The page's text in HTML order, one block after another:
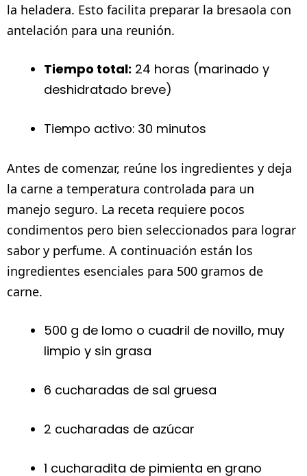
la heladera. Esto facilita preparar la bresaola con
antelación para una reunión.
Tiempo total: 24 horas (marinado y
deshidratado breve)
Tiempo activo: 30 minutos
Antes de comenzar, reúne los ingredientes y deja
la carne a temperatura controlada para un
manejo seguro. La receta requiere pocos
condimentos pero bien seleccionados para lograr
sabor y perfume. A continuación están los
ingredientes esenciales para 500 gramos de
carne.
500 g de lomo o cuadril de novillo, muy
limpio y sin grasa
6 cucharadas de sal gruesa
2 cucharadas de azúcar
1 cucharadita de pimienta en grano